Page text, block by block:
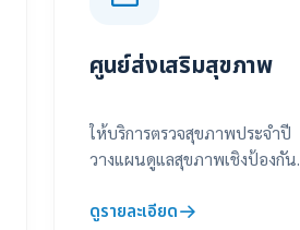
ศูนย์ส่งเสริมสุขภาพ
ให้บริการตรวจสุขภาพประจำปี
วางแผนดูแลสุขภาพเชิงป้องกัน
ดูรายละเอียด